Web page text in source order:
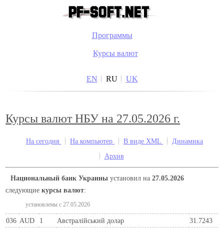
Программы
Курсы валют
EN RU UK
Курсы валют НБУ на 27.05.2026 г.
На сегодня На компьютер В виде XML
Динамика
Архив
Национальный банк Украины установил на27.05.2026
следующиекурсы валют:
установлены c 27.05.2026
036 AUD 1 Австралійський долар
31.7243